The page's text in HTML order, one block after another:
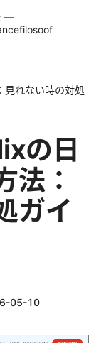
—
れない時の対処
の日
法：
ガイ
05-10